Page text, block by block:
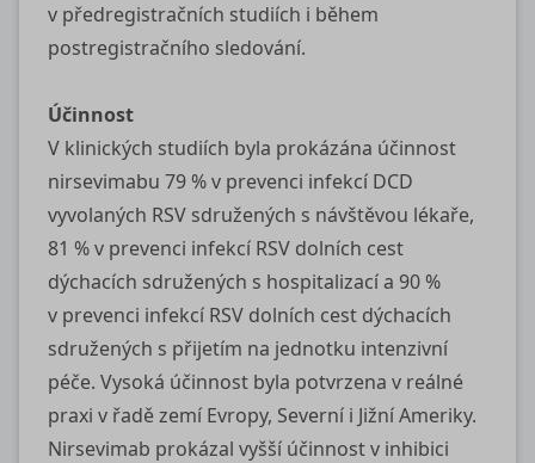
v předregistračních studiích i během
postregistračního sledování.
Účinnost
V klinických studiích byla prokázána účinnost
nirsevimabu 79 % v prevenci infekcí DCD
vyvolaných RSV sdružených s návštěvou lékaře,
81 % v prevenci infekcí RSV dolních cest
dýchacích sdružených s hospitalizací a 90 %
v prevenci infekcí RSV dolních cest dýchacích
sdružených s přijetím na jednotku intenzivní
péče. Vysoká účinnost byla potvrzena v reálné
praxi v řadě zemí Evropy, Severní i Jižní Ameriky.
Nirsevimab prokázal vyšší účinnost v inhibici